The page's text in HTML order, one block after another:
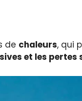
de chaleurs, qui
et les pertes